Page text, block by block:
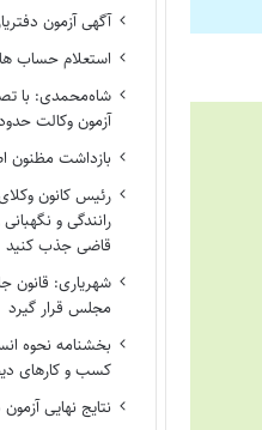
آگهی آزمون
استعلام حساب
شاه‌محمدی: با
آزمون وکالت حدود ۱۰ سال بیشتر شده
بازداشت مظنون
رئیس کانون
رانندگی و
قاضی جذب کنید
شهریاری: قانون
مجلس قرار گیرد
بخشنامه نحوه
کسب و کارهای
نتایج نهایی آزمون دکتری سال ۱۴۰۵